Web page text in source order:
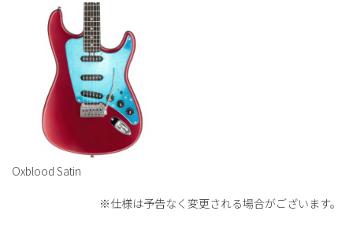
Oxblood Satin
※仕様は予告なく変更される場合がございます。